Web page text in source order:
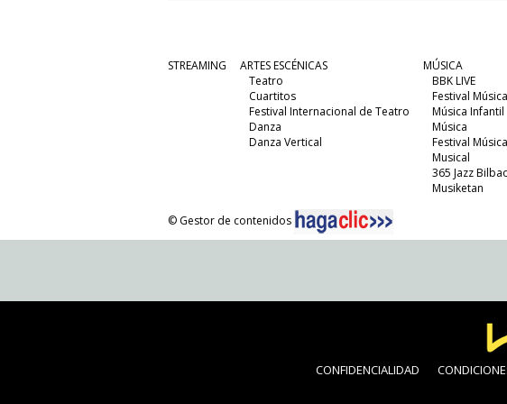
STREAMING
ARTES ESCÉNICAS
Teatro
Cuartitos
Festival Internacional de Teatro
Danza
Danza Vertical
MÚSICA
BBK LIVE
Festival Música
Música Infantil
Música
Festival Música
Musical
365 Jazz
Musiketan
© Gestor de contenidos
CONFIDENCIALIDAD